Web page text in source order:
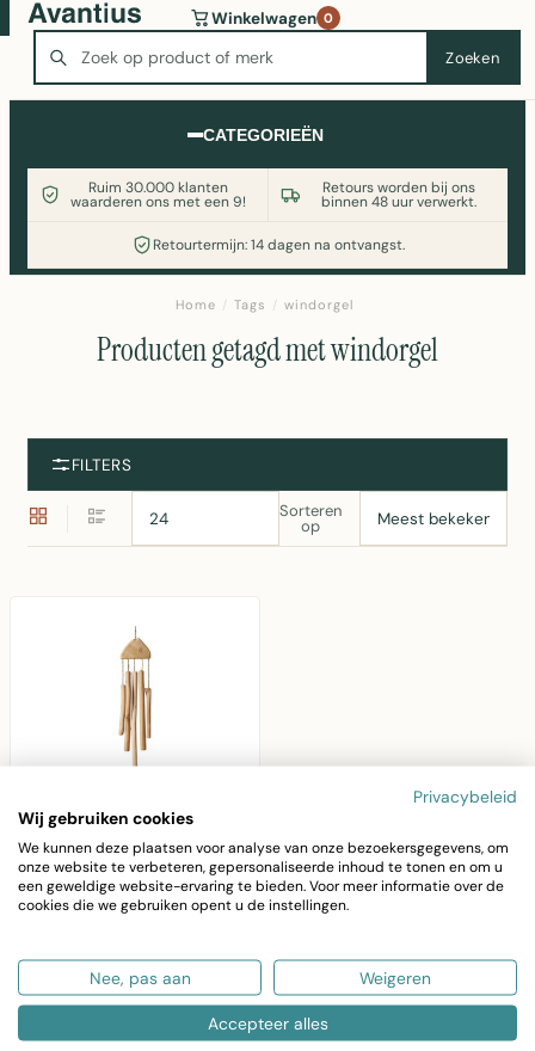
Zoeken
Winkelwagen 0
CATEGORIEËN
Ruim 30.000 klanten
waarderen ons met een 9!
Retours worden bij ons
binnen 48 uur verwerkt.
Retourtermijn: 14 dagen na ontvangst.
Wasmachine of koelkast nodig? Vergelijk alle prijzen op
Witgoedaanbod.nl
Home / Tags / windorgel
Producten getagd met windorgel
FILTERS
Sorteren
op
BALI-DREAMS
Windgong Hout Vis –
63 cm
Windgong Hout Vis –
63 cm, handgemaakte
houten decoratie met
rustgevend geluid..
Privacybeleid
Wij gebruiken cookies
We kunnen deze plaatsen voor analyse van onze bezoekersgegevens, om
onze website te verbeteren, gepersonaliseerde inhoud te tonen en om u
een geweldige website-ervaring te bieden. Voor meer informatie over de
cookies die we gebruiken opent u de instellingen.
Nee, pas aan Weigeren
Accepteer alles